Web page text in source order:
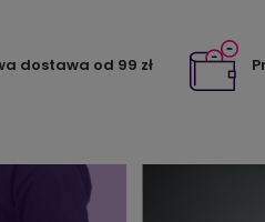
dostawa od 99 zł